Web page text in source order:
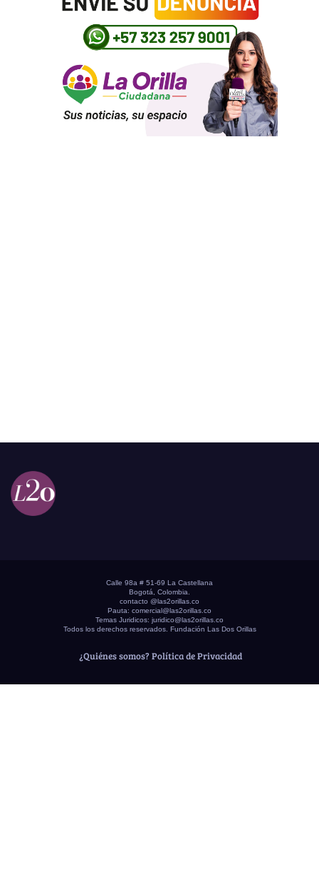
Calle 98a # 51-69 La Castellana
Bogotá, Colombia.
contacto @las2orillas.co
Pauta: comercial@las2orillas.co
Temas Juridicos: juridico@las2orillas.co
Todos los derechos reservados. Fundación Las Dos Orillas
¿Quiénes somos? Política de Privacidad